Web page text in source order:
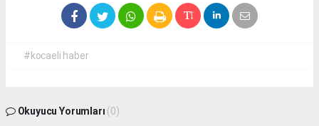
#kocaeli haber
Okuyucu Yorumları (0)